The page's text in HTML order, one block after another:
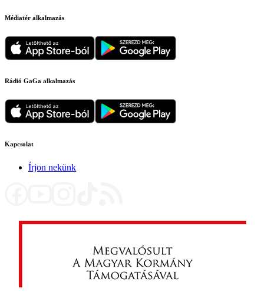
Médiatér alkalmazás
Rádió GaGa alkalmazás
Kapcsolat
Írjon nekünk